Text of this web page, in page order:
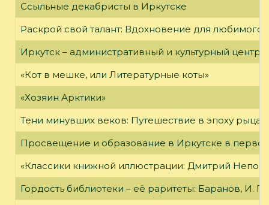
Ссыльные декабристы в Иркутске
Раскрой свой талант: Вдохновение для любимого
Иркутск – административный и культурный центр
«Кот в мешке, или Литературные коты»
«Хозяин Арктики»
Тени минувших веков: Путешествие в эпоху
Просвещение и образование в Иркутске в
«Классики книжной иллюстрации: Дмитрий
Гордость библиотеки – её раритеты: Баранов, И.